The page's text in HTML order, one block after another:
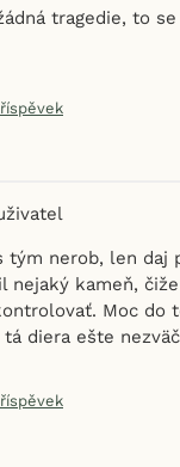
tragedie, to
tým nerob, len daj
nejaký kameň,
Moc do
diera ešte